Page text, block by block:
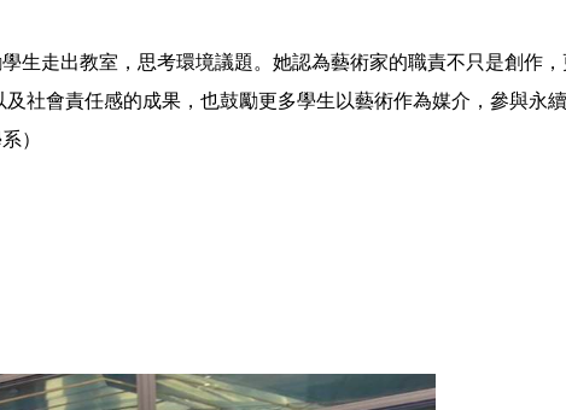
生走出教室，思考環境議題。她認為藝術家的職責不只是創作
社會責任感的成果，也鼓勵更多學生以藝術作為媒介，參與永
）